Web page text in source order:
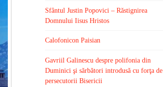
Sfântul Justin Popovici – Răstignirea
Domnului Iisus Hristos
Calofonicon Paisian
Gavriil Galinescu despre polifonia din
Duminici şi sărbători introdusă cu forţa de
persecutorii Bisericii